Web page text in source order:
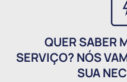
QUER SABER
SERVIÇO? NÓS
SUA